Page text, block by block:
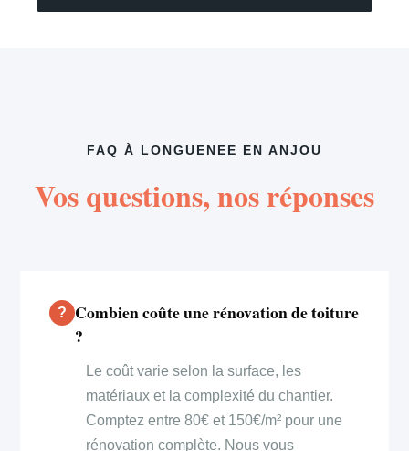
FAQ À LONGUENEE EN ANJOU
Vos questions, nos réponses
Combien coûte une rénovation de toiture
?
Le coût varie selon la surface, les
matériaux et la complexité du chantier.
Comptez entre 80€ et 150€/m² pour une
rénovation complète. Nous vous